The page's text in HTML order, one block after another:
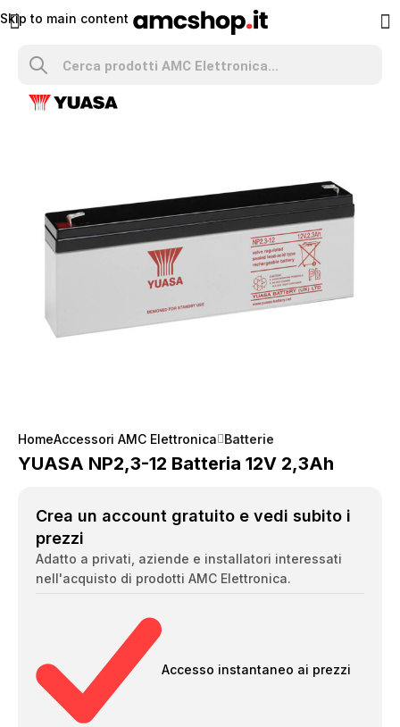
Skip to main content
HomeAccessori AMC Elettronica Batterie
YUASA NP2,3-12 Batteria 12V 2,3Ah
Crea un account gratuito e vedi subito i
prezzi
Adatto a privati, aziende e installatori interessati
nell'acquisto di prodotti AMC Elettronica.
Accesso instantaneo ai prezzi